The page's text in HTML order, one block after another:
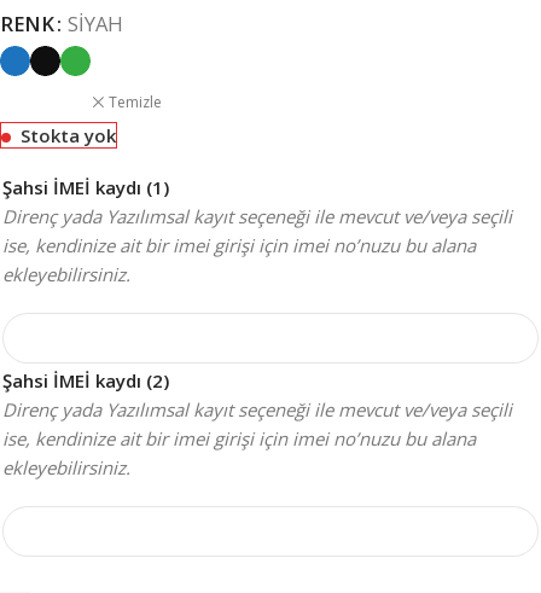
RENK SIYAH
Temizle
Stokta yok
Şahsi İMEİ kaydı (1)
Direnç yada Yazılımsal kayıt seçeneği ile mevcut ve/veya seçili
ise, kendinize ait bir imei girişi için imei no’nuzu bu alana
ekleyebilirsiniz.
Şahsi İMEİ kaydı (2)
Direnç yada Yazılımsal kayıt seçeneği ile mevcut ve/veya seçili
ise, kendinize ait bir imei girişi için imei no’nuzu bu alana
ekleyebilirsiniz.